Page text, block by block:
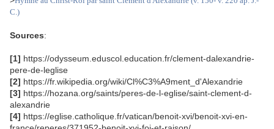
C.)
Sources:
[1] https://odysseum.eduscol.education.fr/clement-dalexandrie-
pere-de-leglise
[2] https://fr.wikipedia.org/wiki/Cl%C3%A9ment_d'Alexandrie
[3] https://hozana.org/saints/peres-de-l-eglise/saint-clement-d-
alexandrie
[4] https://eglise.catholique.fr/vatican/benoit-xvi/benoit-xvi-en-